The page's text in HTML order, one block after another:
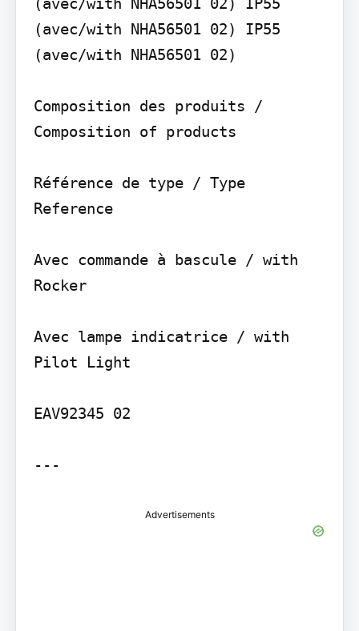
(avec/with NHA56501 02) IP55
(avec/with NHA56501 02)
Composition des produits /
Composition of products
Référence de type / Type
Reference
Avec commande à bascule / with
Rocker
Avec lampe indicatrice / with
Pilot Light
EAV92345 02
Advertisements